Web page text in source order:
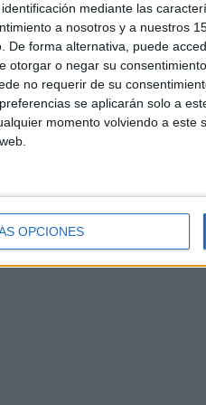
mediante las
a nosotros y a nuestros
De forma alternativa, puede
otorgar o negar su
no requerir de su
se aplicarán solo a
momento volviendo a
OPCIONES
de Fernando
al Cliente de Havas Media
5 perfiles
Víctor Sánchez”.
general Havas Media
SHARE